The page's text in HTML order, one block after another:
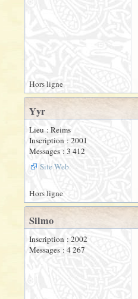
Hors ligne
Yyr
Lieu : Reims
Inscription : 2001
Messages : 3 412
Site Web
Hors ligne
Silmo
Inscription : 2002
Messages : 4 267